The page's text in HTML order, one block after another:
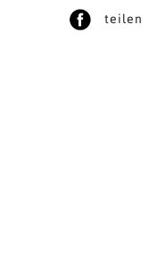
teilen